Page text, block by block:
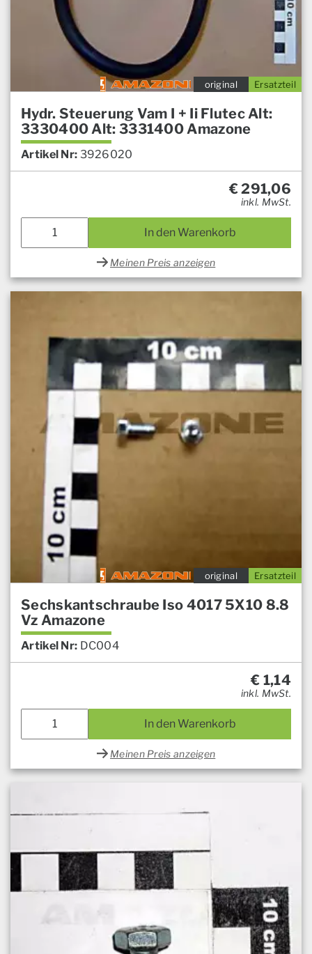
Ersatzteil
original
Hydr. Steuerung Vam I + Ii Flutec Alt:
3330400 Alt: 3331400 Amazone
Artikel Nr: 3926020
€291,06
inkl. MwSt.
In den Warenkorb
Meinen Preis anzeigen
Ersatzteil
original
Sechskantschraube Iso 4017 5X10 8.8
Vz Amazone
Artikel Nr: DC004
€ 1,14
inkl. MwSt.
In den Warenkorb
Meinen Preis anzeigen